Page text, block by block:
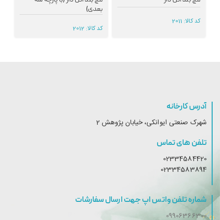
کد کالا: 2011
بعدی)
کد کالا: 2012
آدرس کارخانه
شهرک صنعتی ایوانکی، خیابان پژوهش 2
تلفن های تماس
02334584420
02334583894
شماره تلفن واتس اپ جهت ارسال سفارشات
09906366300